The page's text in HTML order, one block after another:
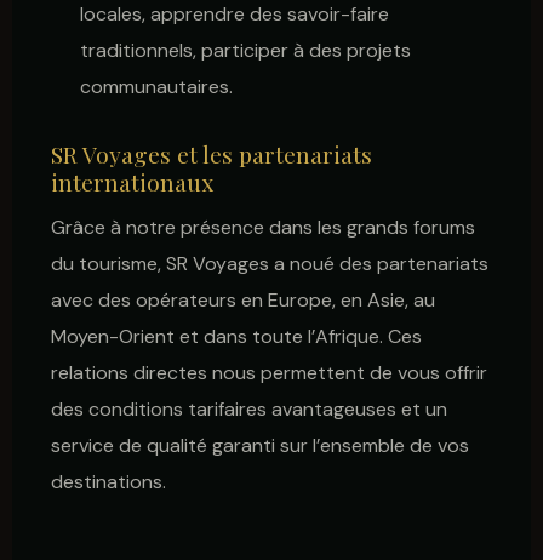
locales, apprendre des savoir-faire
traditionnels, participer à des projets
communautaires.
SR Voyages et les partenariats
internationaux
Grâce à notre présence dans les grands forums
du tourisme, SR Voyages a noué des partenariats
avec des opérateurs en Europe, en Asie, au
Moyen-Orient et dans toute l’Afrique. Ces
relations directes nous permettent de vous offrir
des conditions tarifaires avantageuses et un
service de qualité garanti sur l’ensemble de vos
destinations.